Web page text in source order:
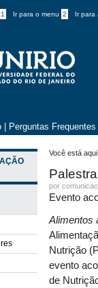
1 Ir para o menu 2 Ir para
Perguntas Frequentes
Você está aqui:
por
Evento
Alimentos
Nutrição
evento
de